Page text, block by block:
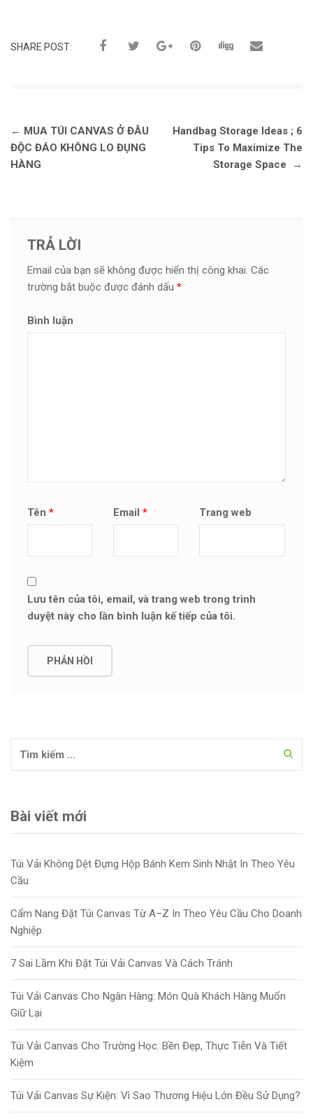
SHARE POST:
Điều hướng bài viết
← MUA TÚI CANVAS Ở ĐÂU
ĐỘC ĐÁO KHÔNG LO ĐỤNG
HÀNG
Handbag Storage Ideas ; 6
Tips To Maximize The
Storage Space
→
TRẢ LỜI
Email của bạn sẽ không được hiển thị công khai. Các
trường bắt buộc được đánh dấu*
Bình luận
Tên* Email* Trang web
Lưu tên của tôi, email, và trang web trong trình
duyệt này cho lần bình luận kế tiếp của tôi.
Tìm kiếm cho:
Bài viết mới
Túi Vải Không Dệt Đựng Hộp Bánh Kem Sinh Nhật In Theo Yêu
Cầu
Cẩm Nang Đặt Túi Canvas Từ A–Z In Theo Yêu Cầu Cho Doanh
Nghiệp
7 Sai Lầm Khi Đặt Túi Vải Canvas Và Cách Tránh
Túi Vải Canvas Cho Ngân Hàng: Món Quà Khách Hàng Muốn
Giữ Lại
Túi Vải Canvas Cho Trường Học: Bền Đẹp, Thực Tiễn Và Tiết
Kiệm
Túi Vải Canvas Sự Kiện: Vì Sao Thương Hiệu Lớn Đều Sử Dụng?